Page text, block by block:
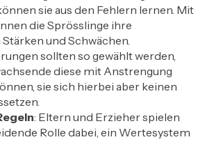
sie aus den Fehlern lernen. Mit
die Sprösslinge ihre
und Schwächen.
sollten so gewählt werden,
diese mit Anstrengung
sie sich hierbei aber keinen
: Eltern und Erzieher spielen
Rolle dabei, ein Wertesystem